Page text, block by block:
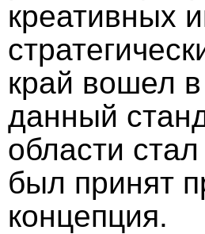
креативных
край вошел
данный
области
был принят
концепция.